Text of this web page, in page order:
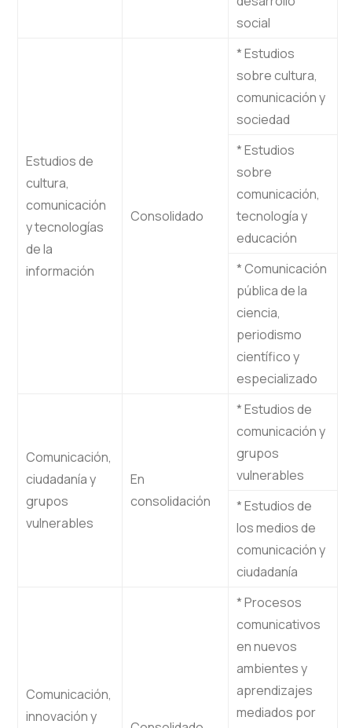
social
Estudios de
cultura,
comunicación
y tecnologías
de la
información
Consolidado
* Estudios
sobre cultura,
comunicación y
sociedad
* Estudios
sobre
comunicación,
tecnología y
educación
* Comunicación
pública de la
ciencia,
periodismo
científico y
especializado
Comunicación,
ciudadanía y
grupos
vulnerables
En
consolidación
* Estudios de
comunicación y
grupos
vulnerables
* Estudios de
los medios de
comunicación y
ciudadanía
Comunicación,
innovación y
* Procesos
comunicativos
en nuevos
ambientes y
aprendizajes
mediados por